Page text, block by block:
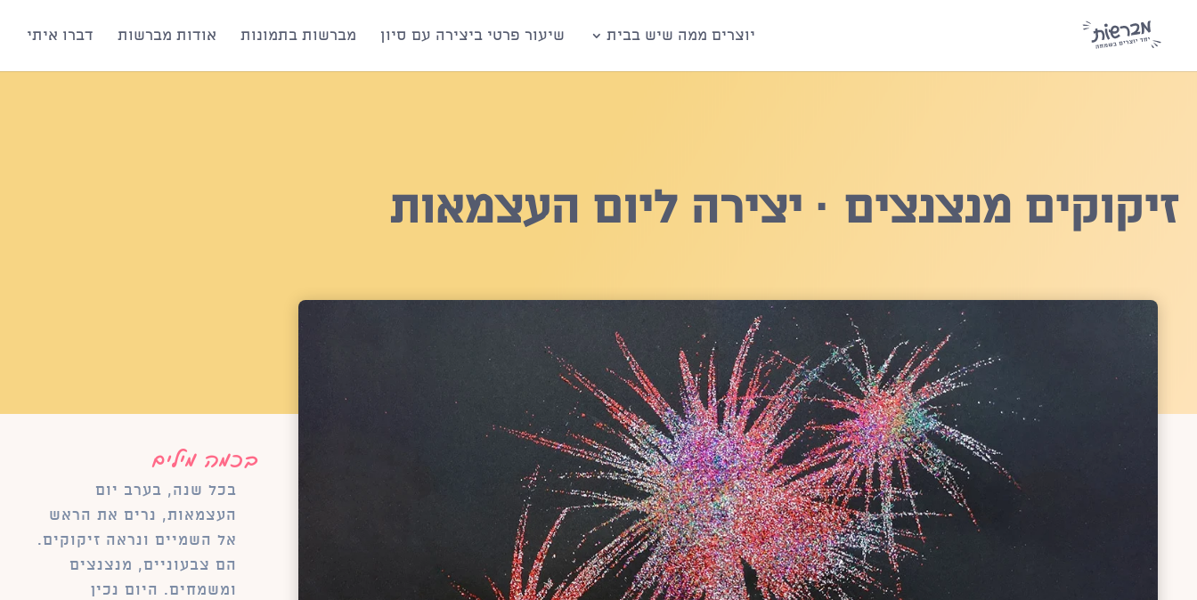
יוצרים ממה שיש בבית שיעור פרטי ביצירה עם סיון מברשות בתמונות אודות מברשות דברו איתי
זיקוקים מנצנצים · יצירה ליום העצמאות
בכמה מילים
בכל שנה, בערב יום
העצמאות, נרים את הראש
אל השמיים ונראה זיקוקים.
הם צבעוניים, מנצנצים
ומשמחים. היום נכין